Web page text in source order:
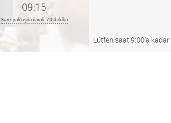
09:15
Süre: yaklaşık olarak. 70 dakika
Lütfen saat 9:00’a kadar